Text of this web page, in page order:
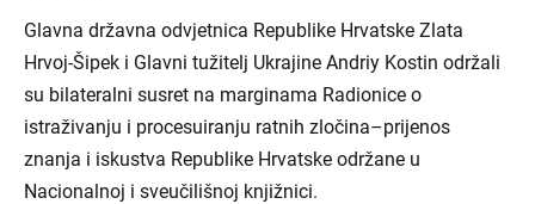
Glavna državna odvjetnica Republike Hrvatske Zlata
Hrvoj-Šipek i Glavni tužitelj Ukrajine Andriy Kostin održali
su bilateralni susret na marginama Radionice o
istraživanju i procesuiranju ratnih zločina–prijenos
znanja i iskustva Republike Hrvatske održane u
Nacionalnoj i sveučilišnoj knjižnici.